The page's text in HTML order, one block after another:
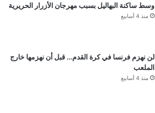
وسط ساكنة البهاليل بسبب مهرجان الأزرار الحريرية
منذ 4 أسابيع
لن نهزم فرنسا في كرة القدم… قبل أن نهزمها خارج
الملعب
منذ 4 أسابيع